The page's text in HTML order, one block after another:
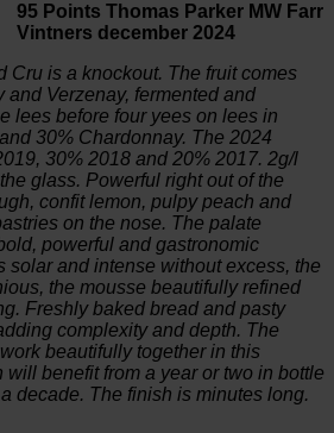
95 Points Thomas Parker MW Farr
Vintners december 2024
Cru is a knockout. The fruit comes
and Verzenay, fermented and
lees before four yees on lees in
30% Chardonnay. The 2024
30% 2018 and 20% 2017. 2g/l
glass. Powerful right out of the
confit lemon, pulpy peach and
on the nose. The palate
powerful and gastronomic
solar and intense without excess, the
the mousse beautifully refined
Freshly baked bread and pasty
complexity and depth. The
beautifully together in this
benefit from a year or two in bottle
decade. The finish is minutes long.